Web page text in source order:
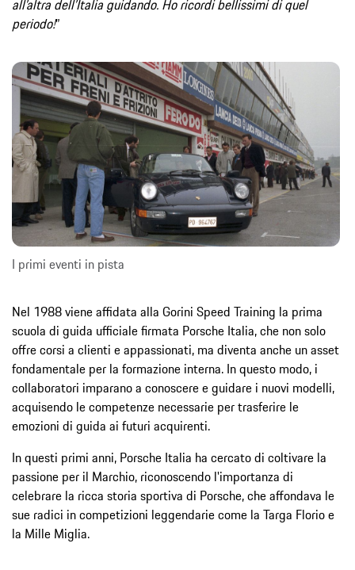
all’altra dell’Italia guidando. Ho ricordi bellissimi di quel
periodo!”
I primi eventi in pista
Nel 1988 viene affidata alla Gorini Speed Training la prima
scuola di guida ufficiale firmata Porsche Italia, che non solo
offre corsi a clienti e appassionati, ma diventa anche un asset
fondamentale per la formazione interna. In questo modo, i
collaboratori imparano a conoscere e guidare i nuovi modelli,
acquisendo le competenze necessarie per trasferire le
emozioni di guida ai futuri acquirenti.
In questi primi anni, Porsche Italia ha cercato di coltivare la
passione per il Marchio, riconoscendo l'importanza di
celebrare la ricca storia sportiva di Porsche, che affondava le
sue radici in competizioni leggendarie come la Targa Florio e
la Mille Miglia.